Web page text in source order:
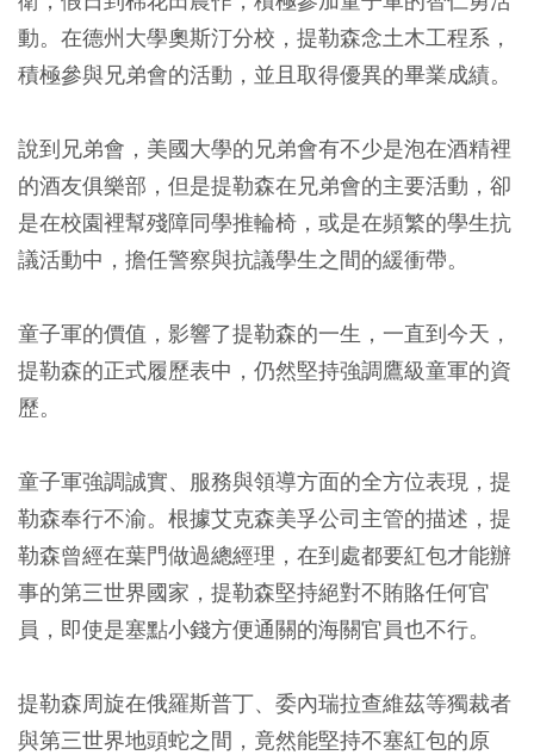
動。在德州大學奧斯汀分校，提勒森念土木工程系，
積極參與兄弟會的活動，並且取得優異的畢業成績。
說到兄弟會，美國大學的兄弟會有不少是泡在酒精裡
的酒友俱樂部，但是提勒森在兄弟會的主要活動，卻
是在校園裡幫殘障同學推輪椅，或是在頻繁的學生抗
議活動中，擔任警察與抗議學生之間的緩衝帶。
童子軍的價值，影響了提勒森的一生，一直到今天，
提勒森的正式履歷表中，仍然堅持強調鷹級童軍的資
歷。
童子軍強調誠實、服務與領導方面的全方位表現，提
勒森奉行不渝。根據艾克森美孚公司主管的描述，提
勒森曾經在葉門做過總經理，在到處都要紅包才能辦
事的第三世界國家，提勒森堅持絕對不賄賂任何官
員，即使是塞點小錢方便通關的海關官員也不行。
提勒森周旋在俄羅斯普丁、委內瑞拉查維茲等獨裁者
與第三世界地頭蛇之間，竟然能堅持不塞紅包的原